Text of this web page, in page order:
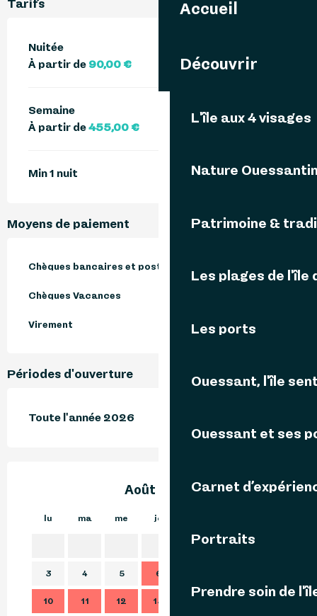
Accueil
Découvrir
L'île aux 4 visages
Nature
Patrimoine &
Les plages de l'île
Les ports
Ouessant, l'île
Ouessant et ses
Carnet
Portraits
Prendre soin de
Tarifs
Nuitée
À partir de 90,00 €
Semaine
À partir de455,00 €
Min 1 nuit
Moyens de paiement
Chèques bancaires et postaux
Chèques Vacances
Virement
Périodes d'ouverture
Toute l'année 2026
Août 2026
lu ma me je
1
3 4 5 6
10 11 12 13